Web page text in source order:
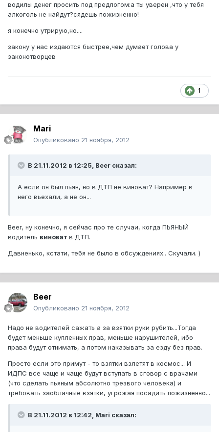
водилы денег просить под предлогом:а ты уверен ,что у тебя
алкоголь не найдут?сядешь пожизненно!
я конечно утрирую,но....
закону у нас издаются быстрее,чем думает голова у
законотворцев
1
Mari
Опубликовано 21 ноября, 2012
В 21.11.2012 в 12:25, Beer сказал:
А если он был пьян, но в ДТП не виноват? Например в
него вьехали, а не он...
Beer, ну конечно, я сейчас про те случаи, когда ПЬЯНЫЙ
водитель виноват в ДТП.
Давненько, кстати, тебя не было в обсуждениях.. Скучали. )
Beer
Опубликовано 21 ноября, 2012
Надо не водителей сажать а за взятки руки рубить...Тогда
будет меньше купленных прав, меньше нарушителей, ибо
права будут отнимать, а потом наказывать за езду без прав.
Просто если это примут - то взятки взлетят в космос... И
ИДПС все чаще и чаще будут вступать в сговор с врачами
(что сделать пьяным абсолютно трезвого человека) и
требовать заоблачные взятки, угрожая посадить пожизненно...
В 21.11.2012 в 12:42, Mari сказал: